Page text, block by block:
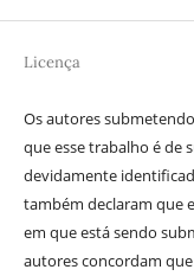
Licença
Os autores
que esse trabalho é de
devidamente
também declaram que
em que está sendo
autores concordam